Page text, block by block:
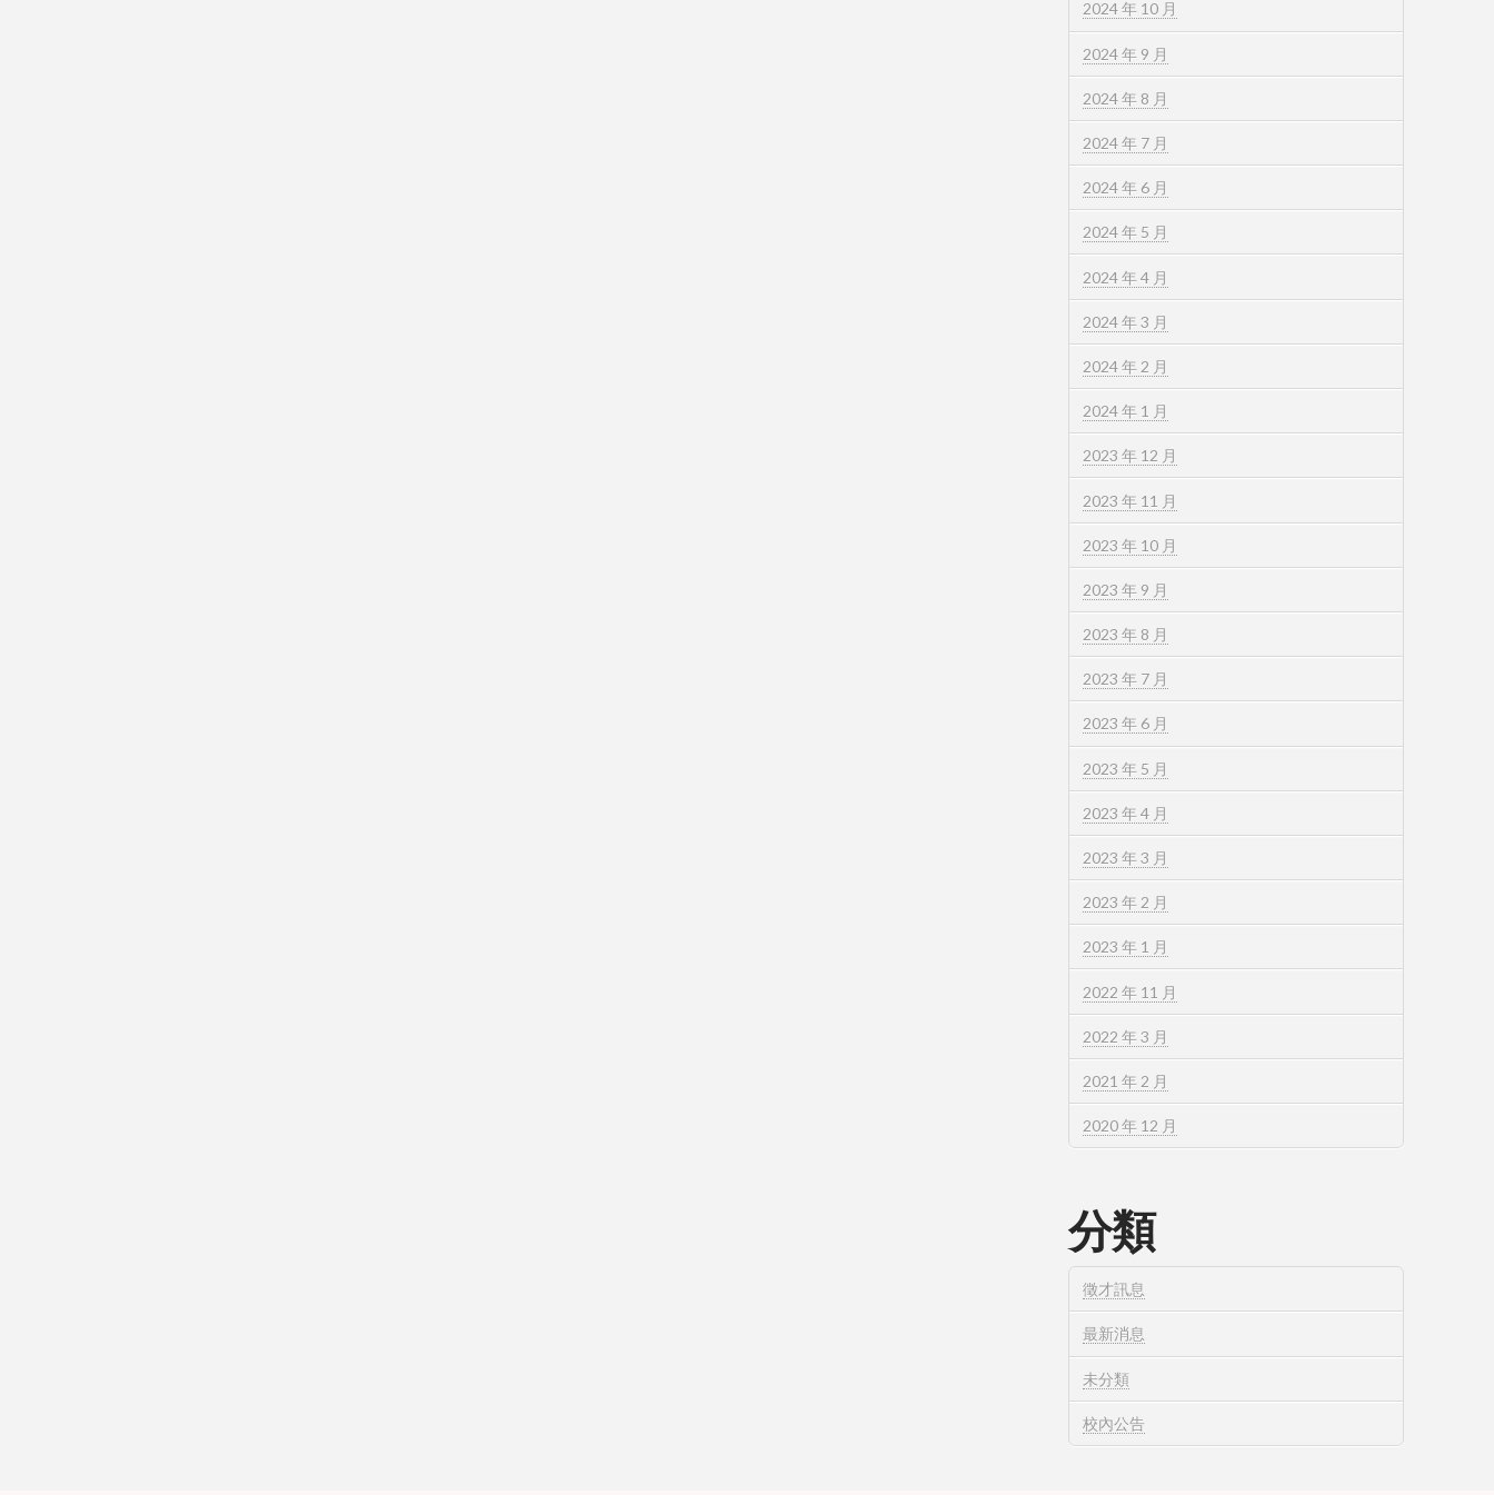
2024 年 10 月
2024 年 9 月
2024 年 8 月
2024 年 7 月
2024 年 6 月
2024 年 5 月
2024 年 4 月
2024 年 3 月
2024 年 2 月
2024 年 1 月
2023 年 12 月
2023 年 11 月
2023 年 10 月
2023 年 9 月
2023 年 8 月
2023 年 7 月
2023 年 6 月
2023 年 5 月
2023 年 4 月
2023 年 3 月
2023 年 2 月
2023 年 1 月
2022 年 11 月
2022 年 3 月
2021 年 2 月
2020 年 12 月
分類
徵才訊息
最新消息
未分類
校內公告